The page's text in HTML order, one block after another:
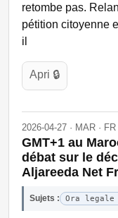
retombe pas.
pétition citoyenne
il
Apri 🔒
2026-04-27 · MAR · FR
GMT+1 au
débat sur le
Aljareeda Net
Sujets : Ora legale